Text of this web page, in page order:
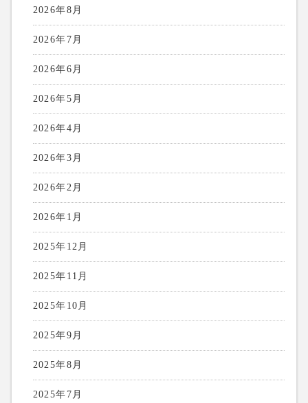
2026年8月
2026年7月
2026年6月
2026年5月
2026年4月
2026年3月
2026年2月
2026年1月
2025年12月
2025年11月
2025年10月
2025年9月
2025年8月
2025年7月